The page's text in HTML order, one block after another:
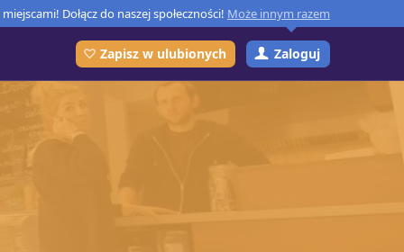
Dołącz do naszej społeczności! Może innym razem
Zaloguj